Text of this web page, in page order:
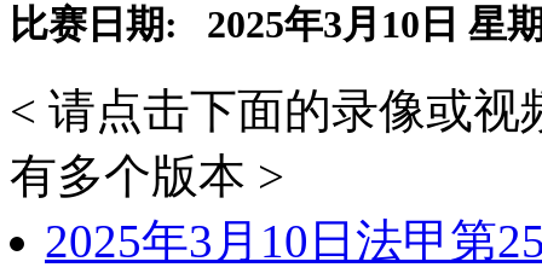
比赛日期: 2025年3月10日 星
< 请点击下面的录像或
有多个版本 >
2025年3月10日法甲第